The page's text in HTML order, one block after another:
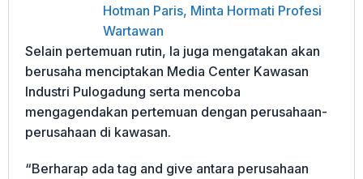
Hotman Paris, Minta Hormati Profesi
Wartawan
Selain pertemuan rutin, Ia juga mengatakan akan
berusaha menciptakan Media Center Kawasan
Industri Pulogadung serta mencoba
mengagendakan pertemuan dengan perusahaan-
perusahaan di kawasan.
“Berharap ada tag and give antara perusahaan